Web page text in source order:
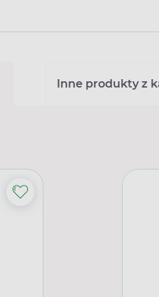
Inne produkty z